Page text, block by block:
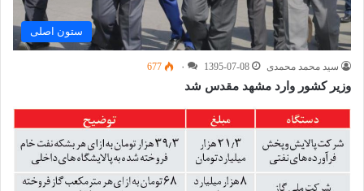
ستون اصلی
سید محمد محمدی 1395-07-08 ۰ 677
وزیر کشور وارد مشهد مقدس شد